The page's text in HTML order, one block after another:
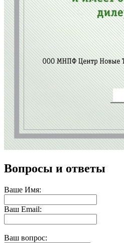
Вопросы и ответы
Ваше Имя:
Ваш Email:
Ваш вопрос: